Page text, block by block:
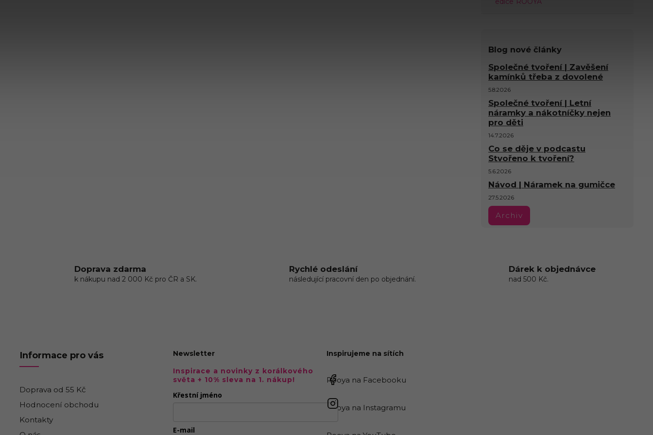
Blog nové články
Společné tvoření | Zavěšení
kamínků třeba z dovolené
5.8.2026
Společné tvoření | Letní
náramky a nákotníčky nejen
pro děti
14.7.2026
Co se děje v podcastu
Stvořeno k tvoření?
5.6.2026
Návod | Náramek na gumičce
27.5.2026
Archiv
Doprava zdarma
k nákupu nad 2 000 Kč pro ČR a SK.
Rychlé odeslání
následující pracovní den po objednání.
Dárek k objednávce
nad 500 Kč.
Informace pro vás
Doprava od 55 Kč
Hodnocení obchodu
Kontakty
Newsletter
Inspirace a novinky z korálkového
světa + 10% sleva na 1. nákup!
Křestní jméno
E-mail
Inspirujeme na sítích
Rooya na Facebooku
Rooya na Instagramu